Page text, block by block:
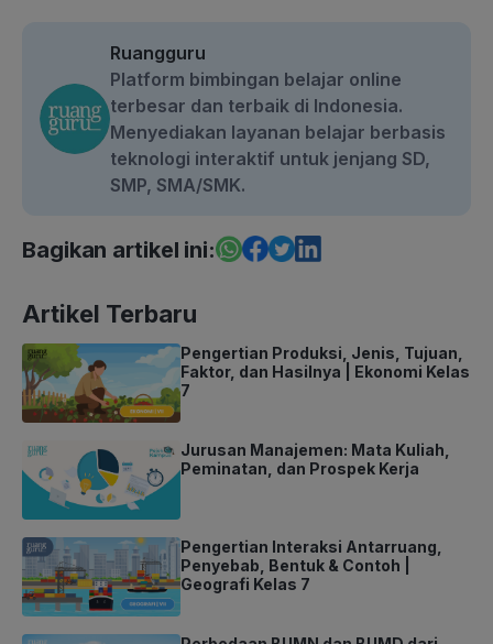
Ruangguru
Platform bimbingan belajar online
terbesar dan terbaik di Indonesia.
Menyediakan layanan belajar berbasis
teknologi interaktif untuk jenjang SD,
SMP, SMA/SMK.
Bagikan artikel ini:
Artikel Terbaru
Pengertian Produksi, Jenis, Tujuan,
Faktor, dan Hasilnya | Ekonomi Kelas
7
Jurusan Manajemen: Mata Kuliah,
Peminatan, dan Prospek Kerja
Pengertian Interaksi Antarruang,
Penyebab, Bentuk & Contoh |
Geografi Kelas 7